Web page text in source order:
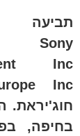
תביעה
Sony
חוג'יראת.
בחיפה,